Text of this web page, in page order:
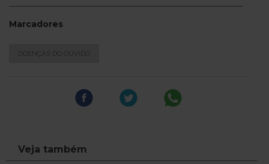
Marcadores
DOENÇAS DO OUVIDO
Veja também